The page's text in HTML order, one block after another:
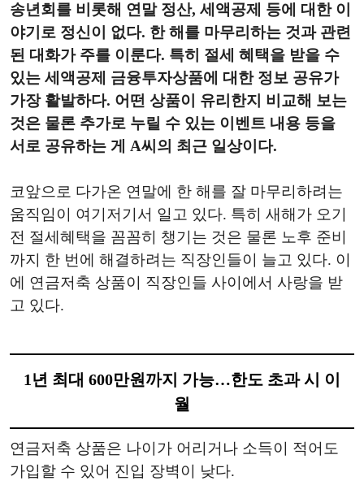
송년회를 비롯해 연말 정산, 세액공제 등에 대한 이
야기로 정신이 없다. 한 해를 마무리하는 것과 관련
된 대화가 주를 이룬다. 특히 절세 혜택을 받을 수
있는 세액공제 금융투자상품에 대한 정보 공유가
가장 활발하다. 어떤 상품이 유리한지 비교해 보는
것은 물론 추가로 누릴 수 있는 이벤트 내용 등을
서로 공유하는 게 A씨의 최근 일상이다.
코앞으로 다가온 연말에 한 해를 잘 마무리하려는
움직임이 여기저기서 일고 있다. 특히 새해가 오기
전 절세혜택을 꼼꼼히 챙기는 것은 물론 노후 준비
까지 한 번에 해결하려는 직장인들이 늘고 있다. 이
에 연금저축 상품이 직장인들 사이에서 사랑을 받
고 있다.
1년 최대 600만원까지 가능…한도 초과 시 이
월
연금저축 상품은 나이가 어리거나 소득이 적어도
가입할 수 있어 진입 장벽이 낮다.